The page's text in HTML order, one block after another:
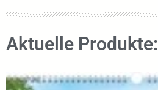
Aktuelle Produkte: